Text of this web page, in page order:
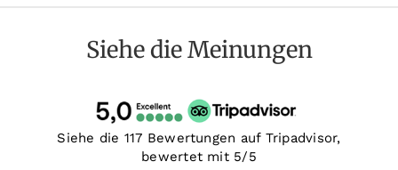
Siehe die Meinungen
Siehe die 117 Bewertungen auf Tripadvisor,
bewertet mit 5/5